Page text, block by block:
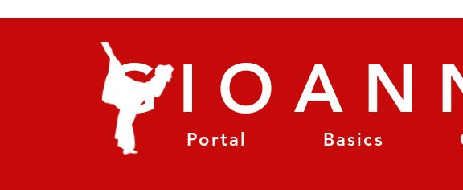
Portal Basics